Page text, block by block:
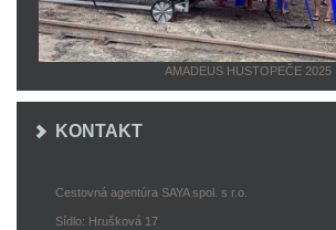
AMADEUS HUSTOPEČE 2025
KONTAKT
Cestovná agentúra SAYA spol. s r.o.
Sídlo: Hrušková 17